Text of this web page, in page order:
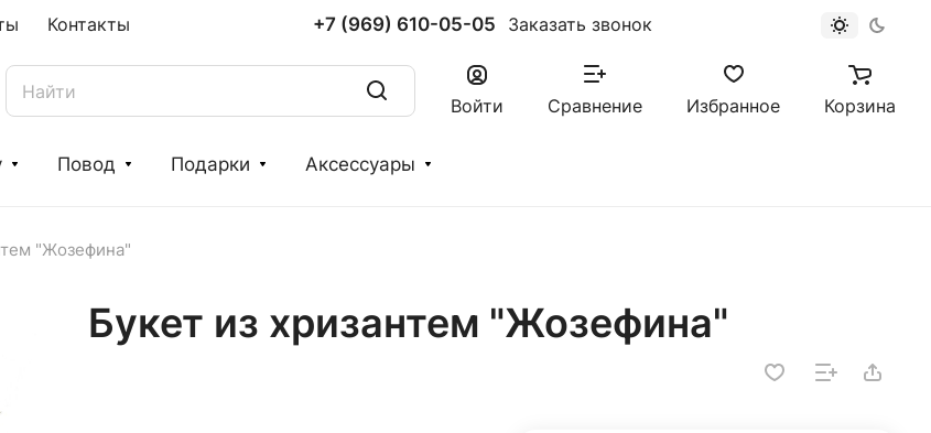
Контакты +7 (969) 610-05-05 Заказать звонок
Войти Сравнение Избранное Корзина
Повод Подарки Аксессуары
"Жозефина"
Букет из хризантем "Жозефина"